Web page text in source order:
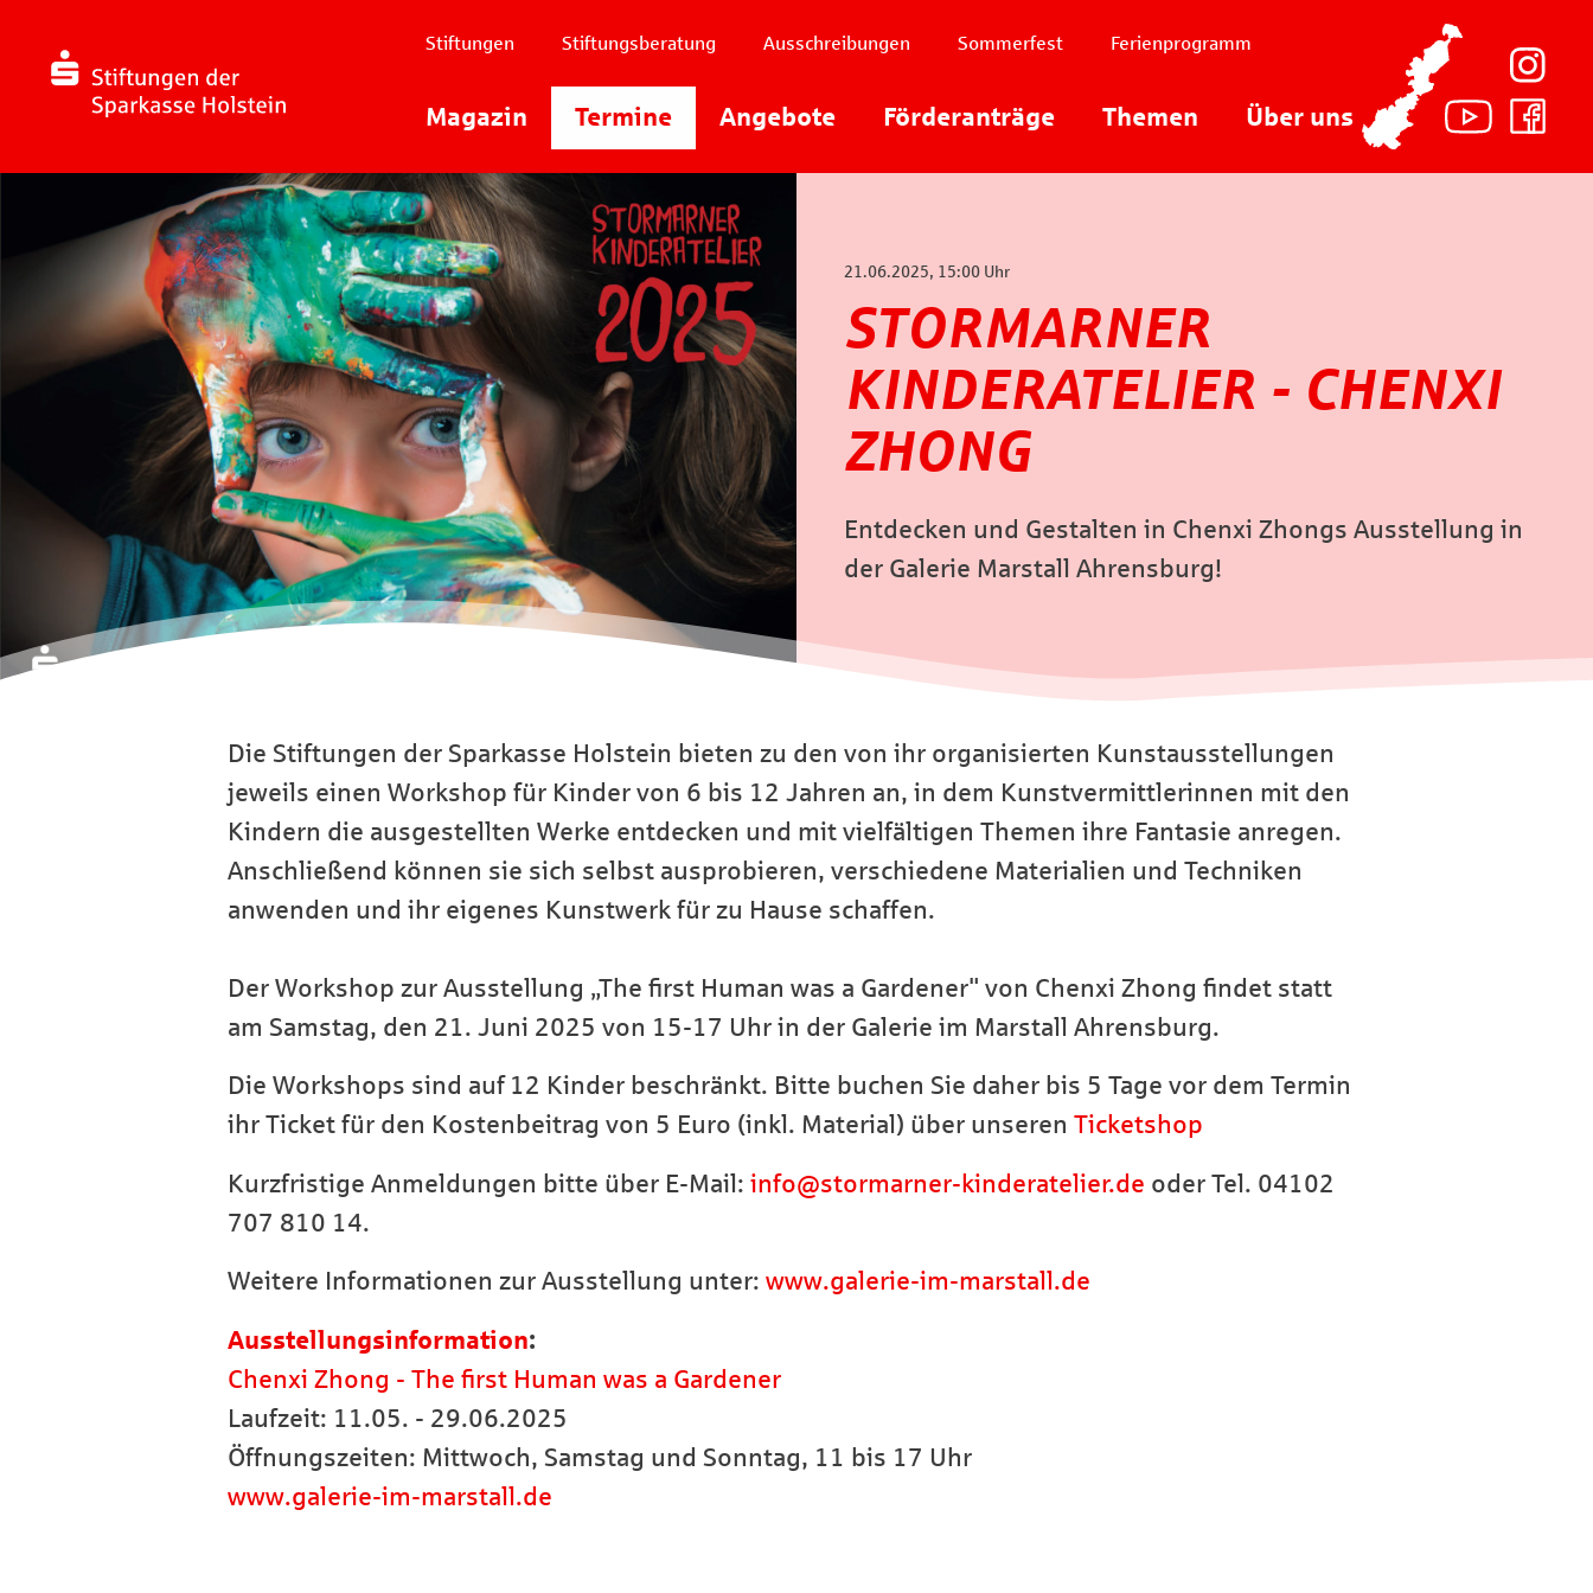
Magazin Termine Angebote Förderanträge Themen Über uns
Stiftungen Stiftungsberatung Ausschreibungen Sommerfest Ferienprogramm
YoutubeFacebook
21.06.2025, 15:00 Uhr
STORMARNER
KINDERATELIER - CHENXI
ZHONG
Entdecken und Gestalten in Chenxi Zhongs Ausstellung in
der Galerie Marstall Ahrensburg!
Die Stiftungen der Sparkasse Holstein bieten zu den von ihr organisierten Kunstausstellungen
jeweils einen Workshop für Kinder von 6 bis 12 Jahren an, in dem Kunstvermittlerinnen mit den
Kindern die ausgestellten Werke entdecken und mit vielfältigen Themen ihre Fantasie anregen.
Anschließend können sie sich selbst ausprobieren, verschiedene Materialien und Techniken
anwenden und ihr eigenes Kunstwerk für zu Hause schaffen.
Der Workshop zur Ausstellung „The first Human was a Gardener" von Chenxi Zhong findet statt
am Samstag, den 21. Juni 2025 von 15-17 Uhr in der Galerie im Marstall Ahrensburg.
Die Workshops sind auf 12 Kinder beschränkt. Bitte buchen Sie daher bis 5 Tage vor dem Termin
ihr Ticket für den Kostenbeitrag von 5 Euro (inkl. Material) über unseren Ticketshop
Kurzfristige Anmeldungen bitte über E-Mail: info@stormarner-kinderatelier.de oder Tel. 04102
707 810 14.
Weitere Informationen zur Ausstellung unter: www.galerie-im-marstall.de
Ausstellungsinformation:
Chenxi Zhong - The first Human was a Gardener
Laufzeit: 11.05. - 29.06.2025
Öffnungszeiten: Mittwoch, Samstag und Sonntag, 11 bis 17 Uhr
www.galerie-im-marstall.de